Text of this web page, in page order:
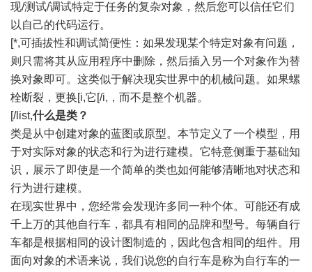
现/测试/调试特定于任务的复杂对象，然后您可以信任它们
以自己的代码运行。
[*,可插拔性和调试简便性：如果发现某个特定对象有问题，
则只需将其从应用程序中删除，然后插入另一个对象作为替
换对象即可。这类似于解决现实世界中的机械问题。如果螺
栓断裂，更换[i,它[/i,，而不是整个机器。
[/list,什么是类？
类是从中创建对象的蓝图或原型。本节定义了一个模型，用
于对实际对象的状态和行为进行建模。它特意侧重于基础知
识，展示了即使是一个简单的类也如何能够清晰地对状态和
行为进行建模。
在现实世界中，您经常会发现许多同一种个体。可能还有成
千上万的其他自行车，都具有相同的品牌和型号。每辆自行
车都是根据相同的设计图制造的，因此包含相同的组件。用
面向对象的术语来说，我们说您的自行车是称为自行车的一